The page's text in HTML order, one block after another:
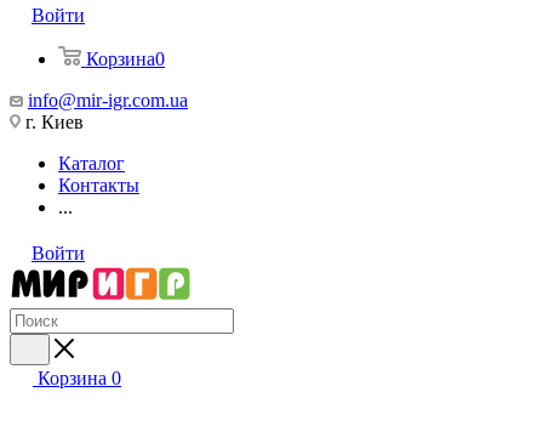
Войти
Корзина0
info@mir-igr.com.ua
г. Киев
Каталог
Контакты
...
Войти
Корзина 0